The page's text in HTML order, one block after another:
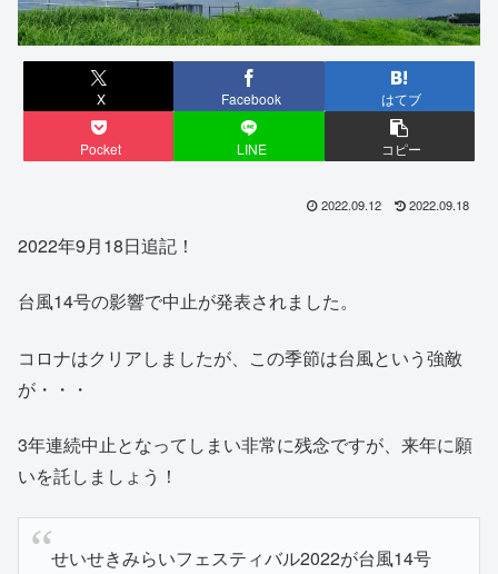
X Facebook はてブ
Pocket LINE コピー
2022.09.12 2022.09.18
2022年9月18日追記！
台風14号の影響で中止が発表されました。
コロナはクリアしましたが、この季節は台風という強敵
が・・・
3年連続中止となってしまい非常に残念ですが、来年に願
いを託しましょう！
せいせきみらいフェスティバル2022が台風14号